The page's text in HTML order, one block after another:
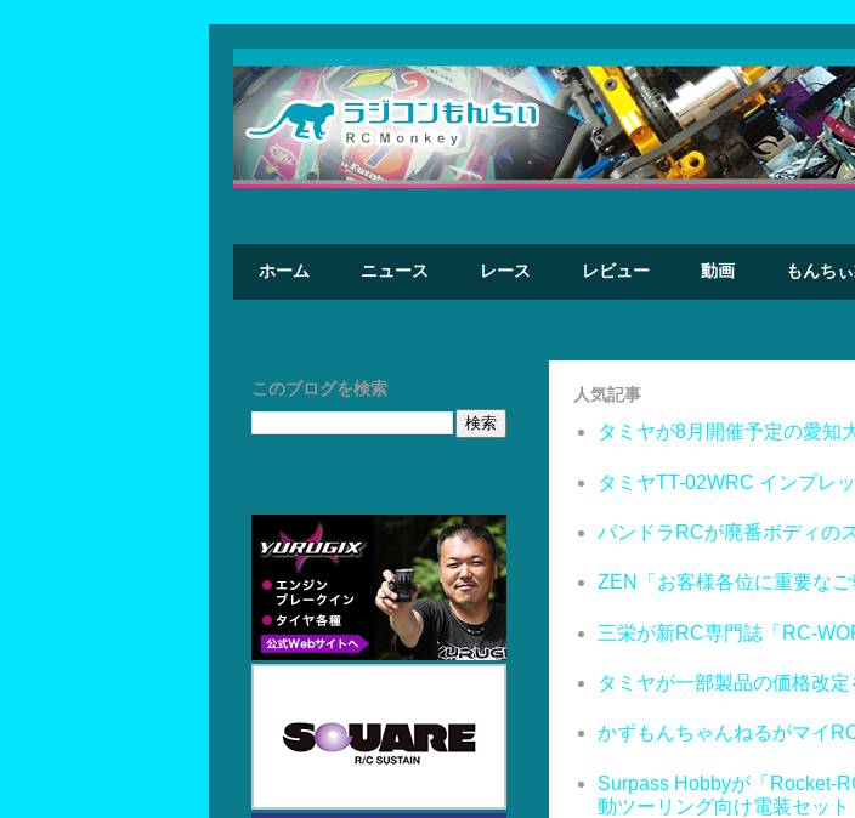
ホーム ニュース レース レビュー 動画 もんち
人気記事
タミヤが8月開催予定の愛知
タミヤTT-02WRC インプレ
パンドラRCが廃番ボディの
ZEN「お客様各位に重要なご
三栄が新RC専門誌「RC-
タミヤが一部製品の価格改定
かずもんちゃんねるがマイ
Surpass Hobbyが「Rocket-
動ツーリング向け電装セット
このブログを検索